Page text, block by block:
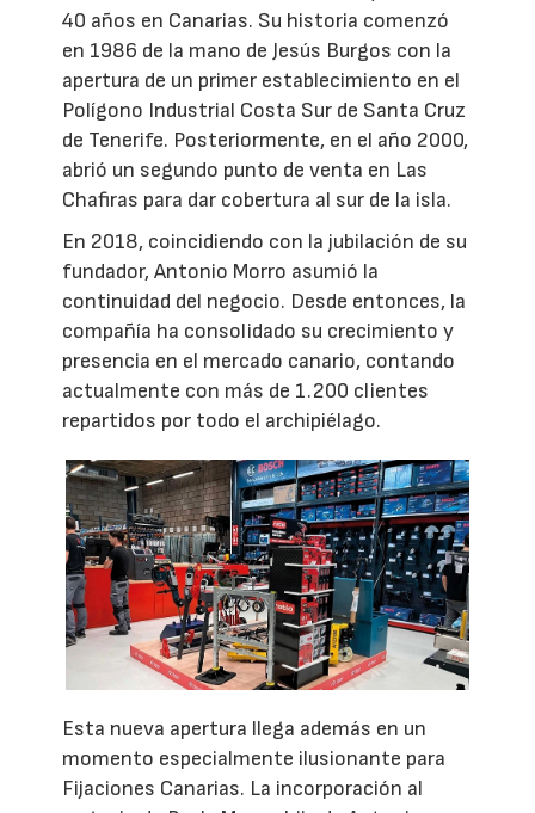
40 años en Canarias. Su historia comenzó
en 1986 de la mano de Jesús Burgos con la
apertura de un primer establecimiento en el
Polígono Industrial Costa Sur de Santa Cruz
de Tenerife. Posteriormente, en el año 2000,
abrió un segundo punto de venta en Las
Chafiras para dar cobertura al sur de la isla.
En 2018, coincidiendo con la jubilación de su
fundador, Antonio Morro asumió la
continuidad del negocio. Desde entonces, la
compañía ha consolidado su crecimiento y
presencia en el mercado canario, contando
actualmente con más de 1.200 clientes
repartidos por todo el archipiélago.
Esta nueva apertura llega además en un
momento especialmente ilusionante para
Fijaciones Canarias. La incorporación al